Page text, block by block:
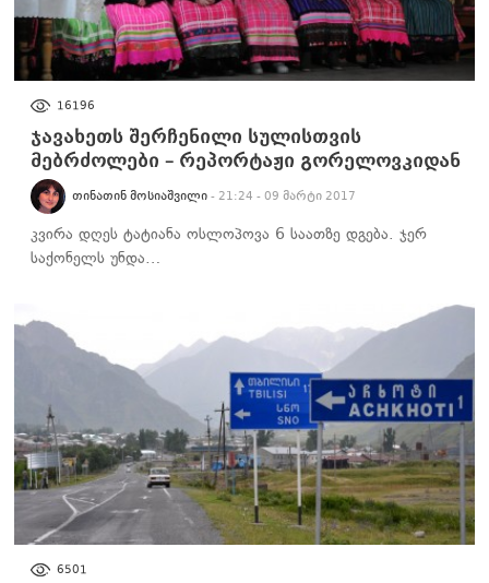
16196
ჯავახეთს შერჩენილი სულისთვის
მებრძოლები – რეპორტაჟი გორელოვკიდან
ᲗᲘᲜᲐᲗᲘᲜ ᲛᲝᲡᲘᲐᲨᲕᲘᲚᲘ - 21:24 - 09 მარტი 2017
კვირა დღეს ტატიანა ოსლოპოვა 6 საათზე დგება. ჯერ
საქონელს უნდა…
6501